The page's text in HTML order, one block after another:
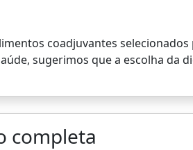
coadjuvantes
sugerimos que a escolha da
completa